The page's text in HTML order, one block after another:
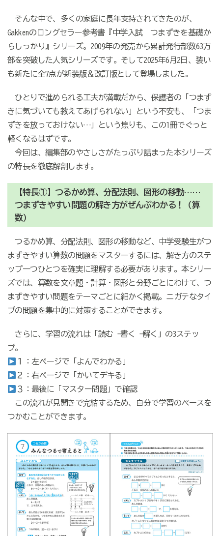
そんな中で、多くの家庭に長年支持されてきたのが、
Gakkenのロングセラー参考書『中学入試 つまずきを基礎か
らしっかり』シリーズ。2009年の発売から累計発行部数63万
部を突破した人気シリーズです。そして2025年6月2日、装い
も新たに全7点が新装版＆改訂版として登場しました。
ひとりで進められる工夫が満載だから、保護者の「つまず
きに気づいても教えてあげられない」という不安も、「つま
ずきを放っておけない…」という焦りも、この1冊でぐっと
軽くなるはずです。
今回は、編集部のやさしさがたっぷり詰まった本シリーズ
の特長を徹底解剖します。
【特長①】つるかめ算、分配法則、図形の移動……
つまずきやすい問題の解き方がぜんぶわかる！（算
数）
つるかめ算、分配法則、図形の移動など、中学受験生がつ
まずきやすい算数の問題をマスターするには、解き方のステ
ップ一つひとつを確実に理解する必要があります。本シリー
ズでは、算数を文章題・計算・図形と分野ごとにわけて、つ
まずきやすい問題をテーマごとに細かく掲載。ニガテなタイ
プの問題を集中的に対策することができます。
さらに、学習の流れは「読む → 書く → 解く」の3ステッ
プ。
１：左ページで「よんでわかる」
２：右ページで「かいてデキる」
３：最後に「マスター問題」で確認
この流れが見開きで完結するため、自分で学習のペースを
つかむことができます。